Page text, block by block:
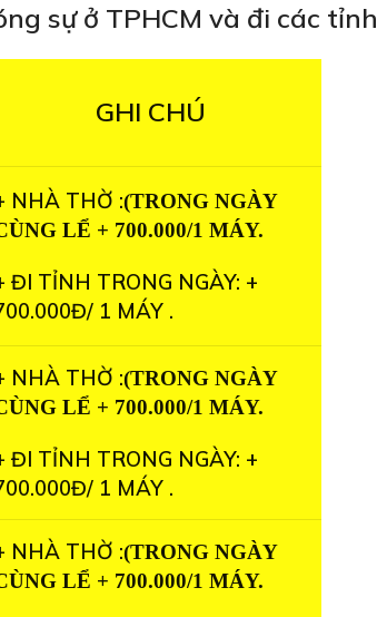
sự ở TPHCM và đi các tỉnh
GHI CHÚ
NHÀ THỜ :(TRONG NGÀY
LỂ + 700.000/1 MÁY.
ĐI TỈNH TRONG NGÀY: +
1 MÁY .
NHÀ THỜ :(TRONG NGÀY
LỂ + 700.000/1 MÁY.
ĐI TỈNH TRONG NGÀY: +
1 MÁY .
NHÀ THỜ :(TRONG NGÀY
LỂ + 700.000/1 MÁY.